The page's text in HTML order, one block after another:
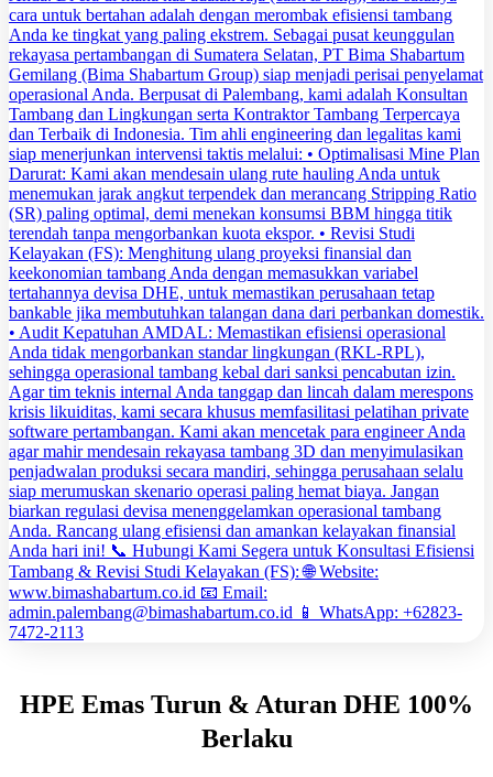
HPE Emas Turun & Aturan DHE 100%
Berlaku